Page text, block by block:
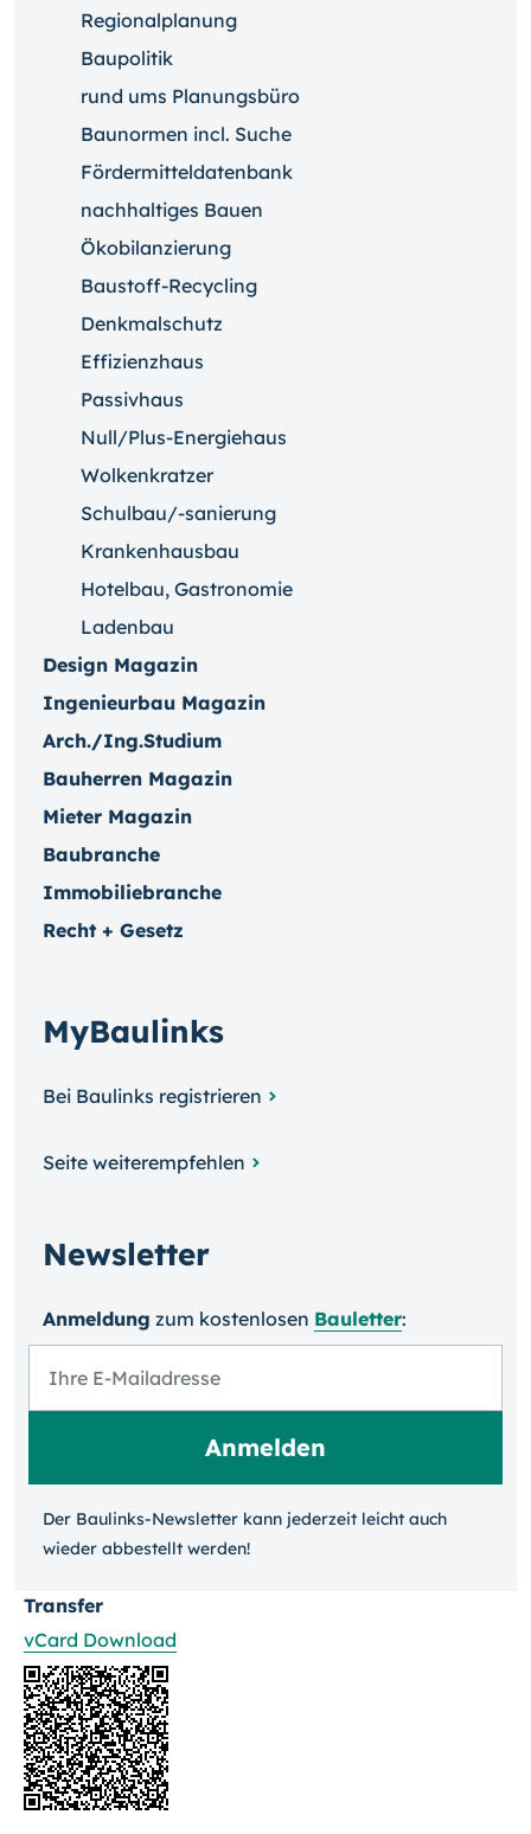
Regionalplanung
Baupolitik
rund ums Planungsbüro
Baunormen incl. Suche
Fördermitteldatenbank
nachhaltiges Bauen
Ökobilanzierung
Baustoff-Recycling
Denkmalschutz
Effizienzhaus
Passivhaus
Null/Plus-Energiehaus
Wolkenkratzer
Schulbau/-sanierung
Krankenhausbau
Hotelbau, Gastronomie
Ladenbau
Design Magazin
Ingenieurbau Magazin
Arch./Ing.Studium
Bauherren Magazin
Mieter Magazin
Baubranche
Immobiliebranche
Recht + Gesetz
MyBaulinks
Bei Baulinks registrieren
Seite weiterempfehlen
Newsletter
Anmeldung zum kosten­losen Bauletter:
Der Baulinks-Newsletter kann jeder­zeit leicht auch
wieder ab­bestellt werden!
Transfer
vCard Download